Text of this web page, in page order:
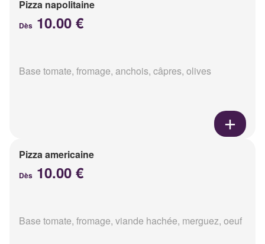
Pizza napolitaine
Dès 10.00 €
Base tomate, fromage, anchois, câpres, olives
Pizza americaine
Dès 10.00 €
Base tomate, fromage, viande hachée, merguez, oeuf